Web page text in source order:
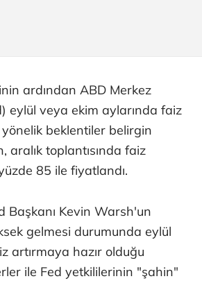
ardından ABD Merkez
eylül veya ekim aylarında faiz
beklentiler belirgin
aralık toplantısında faiz
85 ile fiyatlandı.
Başkanı Kevin Warsh'un
gelmesi durumunda eylül
artırmaya hazır olduğu
ile Fed yetkililerinin "şahin"